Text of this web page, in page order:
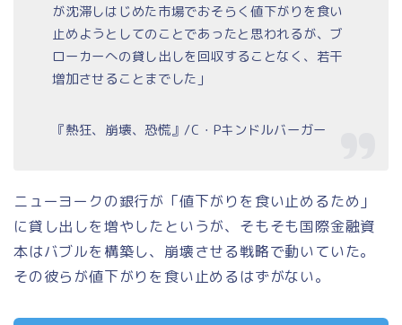
が沈滞しはじめた市場でおそらく値下がりを食い
止めようとしてのことであったと思われるが、ブ
ローカーへの貸し出しを回収することなく、若干
増加させることまでした」
『熱狂、崩壊、恐慌』/C・Pキンドルバーガー
ニューヨークの銀行が「値下がりを食い止めるため」
に貸し出しを増やしたというが、そもそも国際金融資
本はバブルを構築し、崩壊させる戦略で動いていた。
その彼らが値下がりを食い止めるはずがない。